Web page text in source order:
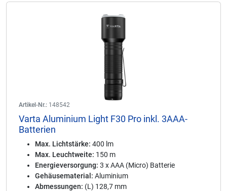
Artikel-Nr.: 148542
Varta Aluminium Light F30 Pro inkl. 3AAA-
Batterien
Max. Lichtstärke: 400 lm
Max. Leuchtweite: 150 m
Energieversorgung: 3 x AAA (Micro) Batterie
Gehäusematerial: Aluminium
Abmessungen: (L) 128,7 mm